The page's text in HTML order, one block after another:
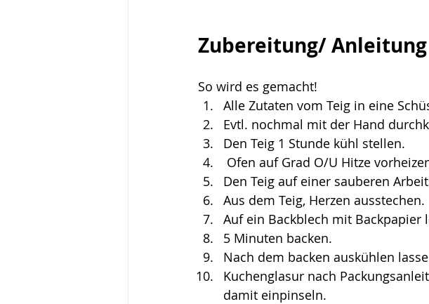
Zubereitung/ Anleitung
So wird es gemacht!
Alle Zutaten vom Teig in eine
Evtl. nochmal mit der Hand
Den Teig 1 Stunde kühl stellen.
Ofen auf Grad O/U Hitze
Den Teig auf einer sauberen
Aus dem Teig, Herzen ausstechen.
Auf ein Backblech mit Backpapier
5 Minuten backen.
Nach dem backen auskühlen
Kuchenglasur nach
damit einpinseln.